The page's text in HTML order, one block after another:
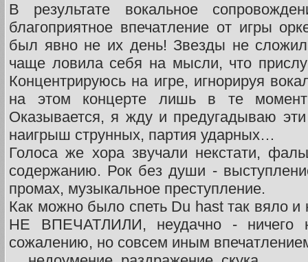
В результате вокальное
благоприятное впечатление от игры
был явно не их день! Звезды не
чаще ловила себя на мысли, что
Концентрируюсь на игре, игнорируя
на этом концерте лишь в те
Оказывается, я жду и предугадываю
наигрыш струнных, партия ударных…
Голоса же хора звучали некстати,
содержанию. Рок без души -
промах, музыкальное преступление.
Как можно было спеть Du hast так вяло и
НЕ ВПЕЧАТЛИЛИ, неудачно - ничего
сожалению, но совсем иным